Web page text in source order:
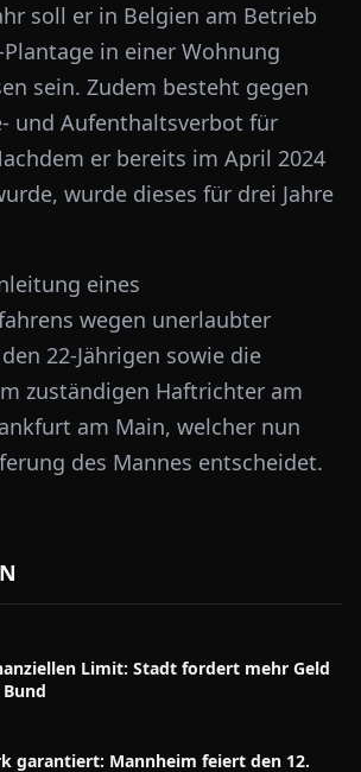
soll er in Belgien am Betrieb
in einer Wohnung
sein. Zudem besteht gegen
und Aufenthaltsverbot für
er bereits im April 2024
wurde dieses für drei Jahre
eines
wegen unerlaubter
22-Jährigen sowie die
zuständigen Haftrichter am
am Main, welcher nun
des Mannes entscheidet.
Limit: Stadt fordert mehr Geld
garantiert: Mannheim feiert den 12.